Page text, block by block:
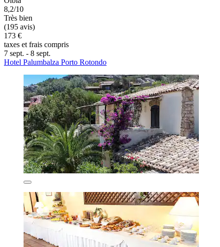
8,2/10
Très bien
(195 avis)
173 €
taxes et frais compris
7 sept. - 8 sept.
Hotel Palumbalza Porto Rotondo